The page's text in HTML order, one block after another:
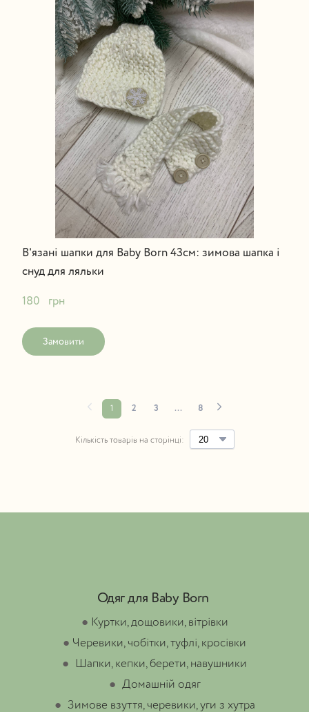
В'язані шапки для Baby Born 43см: зимова шапка і
снуд для ляльки
180   грн
Замовити
Кількість товарів на сторінці:
1 2 3 ... 8
Одяг для Baby Born
● Куртки, дощовики, вітрівки
● Черевики, чобітки, туфлі, кросівки
●
Шапки, кепки, берети, навушники
● Домашній одяг
● Зимове взуття, черевики, уги з хутра